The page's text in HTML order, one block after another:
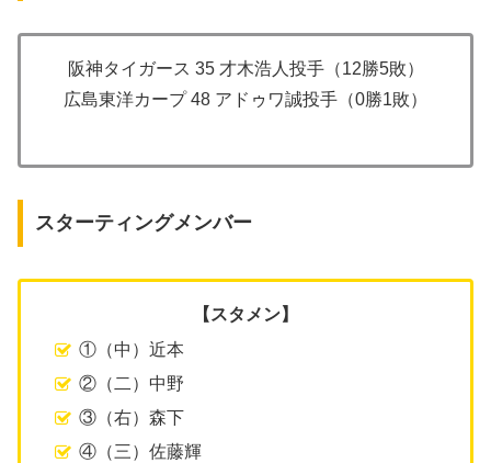
阪神タイガース 35 才木浩人投手（12勝5敗）
広島東洋カープ 48 アドゥワ誠投手（0勝1敗）
スターティングメンバー
【スタメン】
①（中）近本
②（二）中野
③（右）森下
④（三）佐藤輝